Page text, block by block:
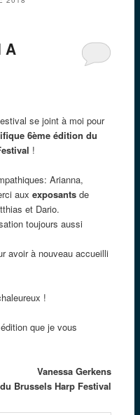
A
se joint à moi pour
6ème édition du
!
Arianna,
aux exposantsde
et Dario.
toujours aussi
avoir à nouveau accueilli
!
que je vous
Vanessa Gerkens
Brussels Harp Festival